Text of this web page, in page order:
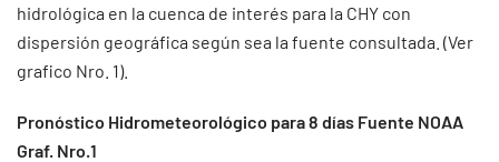
hidrológica en la cuenca de interés para la CHY con
dispersión geográfica según sea la fuente consultada. (Ver
grafico Nro. 1).
Pronóstico Hidrometeorológico para 8 días Fuente NOAA
Graf. Nro.1